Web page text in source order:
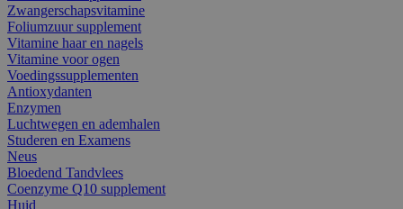
Zwangerschapsvitamine
Foliumzuur supplement
Vitamine haar en nagels
Vitamine voor ogen
Voedingssupplementen
Antioxydanten
Enzymen
Luchtwegen en ademhalen
Studeren en Examens
Neus
Bloedend Tandvlees
Coenzyme Q10 supplement
Huid